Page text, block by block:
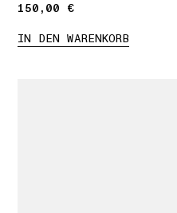
150,00 €
150,00 €
IN DEN WARENKORB